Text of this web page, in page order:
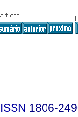
ISSN 1806-